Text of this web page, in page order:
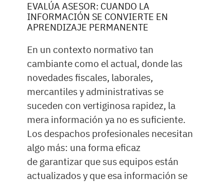
EVALÚA ASESOR: CUANDO LA
INFORMACIÓN SE CONVIERTE EN
APRENDIZAJE PERMANENTE
En un contexto normativo tan
cambiante como el actual, donde las
novedades fiscales, laborales,
mercantiles y administrativas se
suceden con vertiginosa rapidez, la
mera información ya no es suficiente.
Los despachos profesionales necesitan
algo más: una forma eficaz
de garantizar que sus equipos están
actualizados y que esa información se